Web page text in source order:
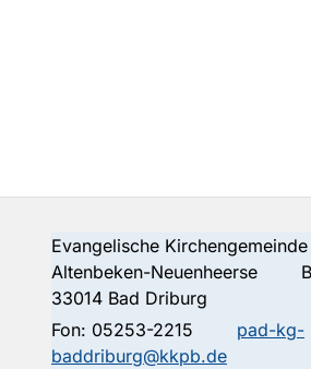
Evangelische
Altenbeken-Neuenheerse
33014 Bad Driburg
Fon: 05253-2215
pad-kg-
baddriburg@kkpb.de